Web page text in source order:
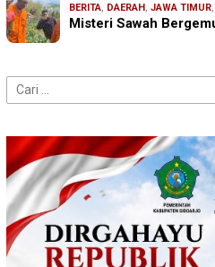
BERITA, DAERAH, JAWA TIMUR,
Misteri Sawah
Cari
untuk: